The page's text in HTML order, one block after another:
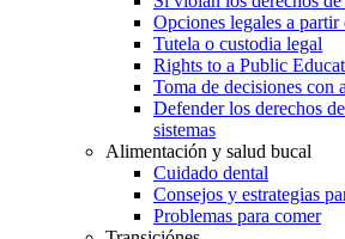
Opciones legales a partir
Tutela o custodia legal
Rights to a Public
Toma de decisiones con
Defender los derechos
sistemas
Alimentación y salud bucal
Cuidado dental
Consejos y estrategias
Problemas para comer